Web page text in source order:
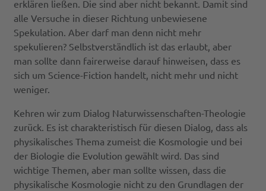
erklären ließen. Die sind aber nicht bekannt. Damit sind
alle Versuche in dieser Richtung unbewiesene
Spekulation. Aber darf man denn nicht mehr
spekulieren? Selbstverständlich ist das erlaubt, aber
man sollte dann fairerweise darauf hinweisen, dass es
sich um Science-Fiction handelt, nicht mehr und nicht
weniger.
Kehren wir zum Dialog Naturwissenschaften-Theologie
zurück. Es ist charakteristisch für diesen Dialog, dass als
physikalisches Thema zumeist die Kosmologie und bei
der Biologie die Evolution gewählt wird. Das sind
wichtige Themen, aber man sollte wissen, dass die
physikalische Kosmologie nicht zu den Grundlagen der